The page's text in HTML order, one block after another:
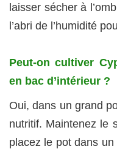
laisser sécher à
l’abri de l’humidité
Peut-on cultiver
en bac d’intérieur ?
Oui, dans un grand
nutritif. Maintenez le
placez le pot dans